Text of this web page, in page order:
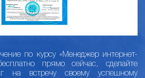
по курсу «Менеджер интернет-
прямо сейчас, сделайте
на встречу своему успешному